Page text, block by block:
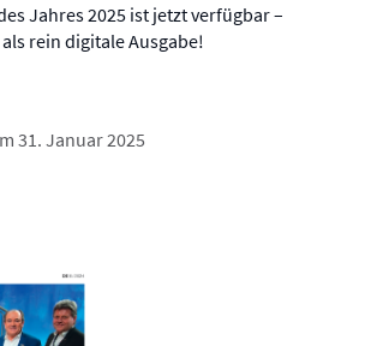
Jahres 2025 ist jetzt verfügbar –
rein digitale Ausgabe!
31. Januar 2025